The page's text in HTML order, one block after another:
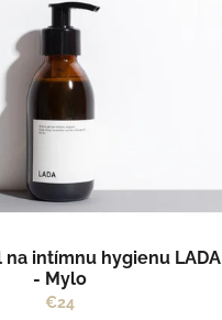
na intímnu hygienu LADA
- Mylo
€24